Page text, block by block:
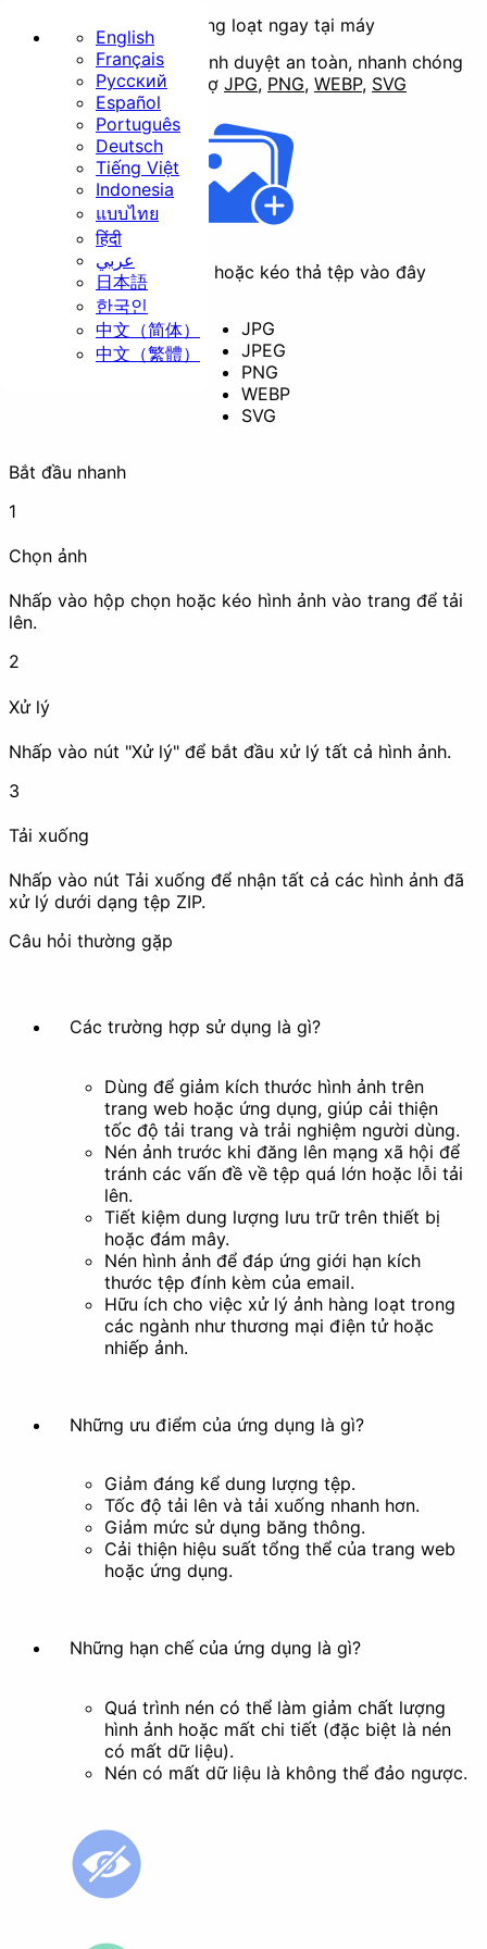
Trang chủ
Thay đổi kích thước Cắt ảnh
Xóa EXIF Đóng dấu (Watermark)
Nâng cao chất lượng
Nén ảnh
(Upscale)
Tạo ảnh động
Trích xuất khung
Bộ lọc
Tạo phong cách nghệ
Xóa nền
Nén ảnh hàng loạt ngay tại máy
Công cụ nén ảnh trên trình duyệt an toàn, nhanh chóng
và không giới hạn.Hỗ trợ JPG, PNG, WEBP, SVG
Nhấp để chọn tệp hoặc kéo thả tệp vào đây
JPG
JPEG
PNG
WEBP
SVG
Bắt đầu nhanh
1
Chọn ảnh
Nhấp vào hộp chọn hoặc kéo hình ảnh vào trang để tải
lên.
2
Xử lý
Nhấp vào nút "Xử lý" để bắt đầu xử lý tất cả hình ảnh.
3
Tải xuống
Nhấp vào nút Tải xuống để nhận tất cả các hình ảnh đã
xử lý dưới dạng tệp ZIP.
Câu hỏi thường gặp
Các trường hợp sử dụng là gì?
Dùng để giảm kích thước hình ảnh trên
trang web hoặc ứng dụng, giúp cải thiện
tốc độ tải trang và trải nghiệm người dùng.
Nén ảnh trước khi đăng lên mạng xã hội để
tránh các vấn đề về tệp quá lớn hoặc lỗi tải
lên.
Tiết kiệm dung lượng lưu trữ trên thiết bị
hoặc đám mây.
Nén hình ảnh để đáp ứng giới hạn kích
thước tệp đính kèm của email.
Hữu ích cho việc xử lý ảnh hàng loạt trong
các ngành như thương mại điện tử hoặc
nhiếp ảnh.
Những ưu điểm của ứng dụng là gì?
Giảm đáng kể dung lượng tệp.
Tốc độ tải lên và tải xuống nhanh hơn.
Giảm mức sử dụng băng thông.
Cải thiện hiệu suất tổng thể của trang web
hoặc ứng dụng.
Những hạn chế của ứng dụng là gì?
Quá trình nén có thể làm giảm chất lượng
hình ảnh hoặc mất chi tiết (đặc biệt là nén
có mất dữ liệu).
Nén có mất dữ liệu là không thể đảo ngược.
English
Français
Русский
Español
Português
Deutsch
Tiếng Việt
Indonesia
แบบไทย
हिंदी
عربي
日本語
한국인
中文（简体）
中文（繁體）